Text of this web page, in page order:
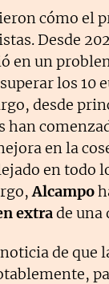
cómo el
Desde
en un
los 10
desde
en la
en todo
Alcampo
extrade una
de que